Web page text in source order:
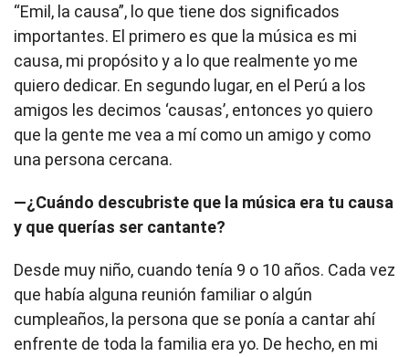
“Emil, la causa”, lo que tiene dos significados
importantes. El primero es que la música es mi
causa, mi propósito y a lo que realmente yo me
quiero dedicar. En segundo lugar, en el Perú a los
amigos les decimos ‘causas’, entonces yo quiero
que la gente me vea a mí como un amigo y como
una persona cercana.
—¿Cuándo descubriste que la música era tu causa
y que querías ser cantante?
Desde muy niño, cuando tenía 9 o 10 años. Cada vez
que había alguna reunión familiar o algún
cumpleaños, la persona que se ponía a cantar ahí
enfrente de toda la familia era yo. De hecho, en mi